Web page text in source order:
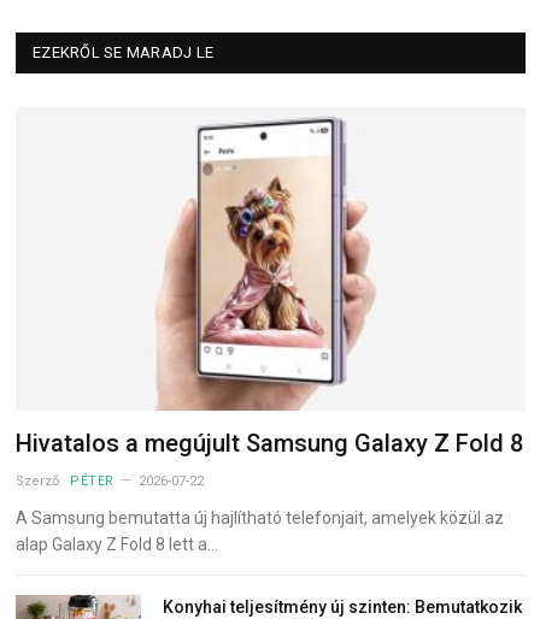
EZEKRŐL SE MARADJ LE
Hivatalos a megújult Samsung Galaxy Z Fold 8
Szerző: PÉTER 2026-07-22
A Samsung bemutatta új hajlítható telefonjait, amelyek közül az
alap Galaxy Z Fold 8 lett a…
Konyhai teljesítmény új szinten: Bemutatkozik